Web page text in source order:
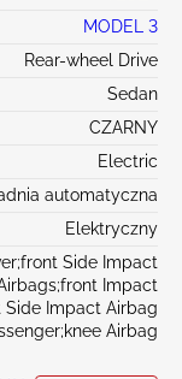
MODEL 3
Rear-wheel Drive
Sedan
CZARNY
Electric
automatyczna
Elektryczny
Side Impact
Impact
Side Impact Airbag
Airbag